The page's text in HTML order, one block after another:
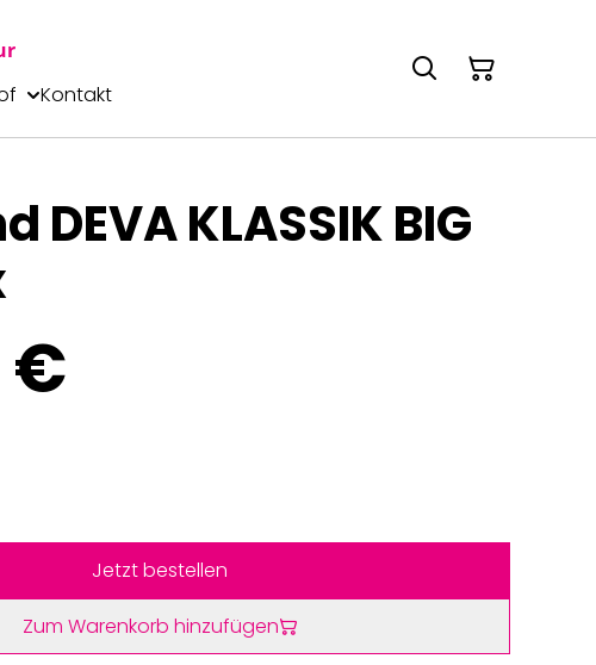
Kontakt
DEVA KLASSIK BIG
€
Jetzt bestellen
Zum Warenkorb hinzufügen